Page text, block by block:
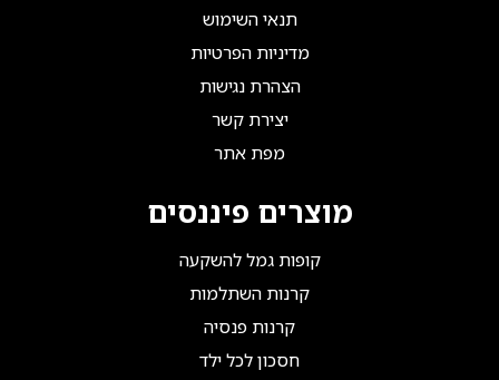
תנאי השימוש
מדיניות הפרטיות
הצהרת נגישות
יצירת קשר
מפת אתר
מוצרים פיננסים
קופות גמל להשקעה
קרנות השתלמות
קרנות פנסיה
חסכון לכל ילד